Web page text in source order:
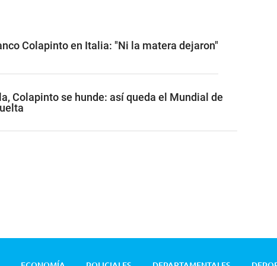
Colapinto en Italia: "Ni la matera dejaron"
Colapinto se hunde: así queda el Mundial de